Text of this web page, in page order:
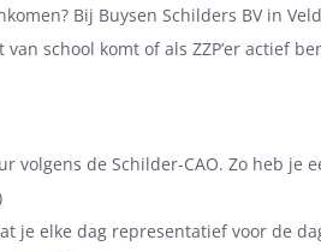
Bij Buysen Schilders BV in
school komt of als ZZP’er actief
volgens de Schilder-CAO. Zo heb je
je elke dag representatief voor de